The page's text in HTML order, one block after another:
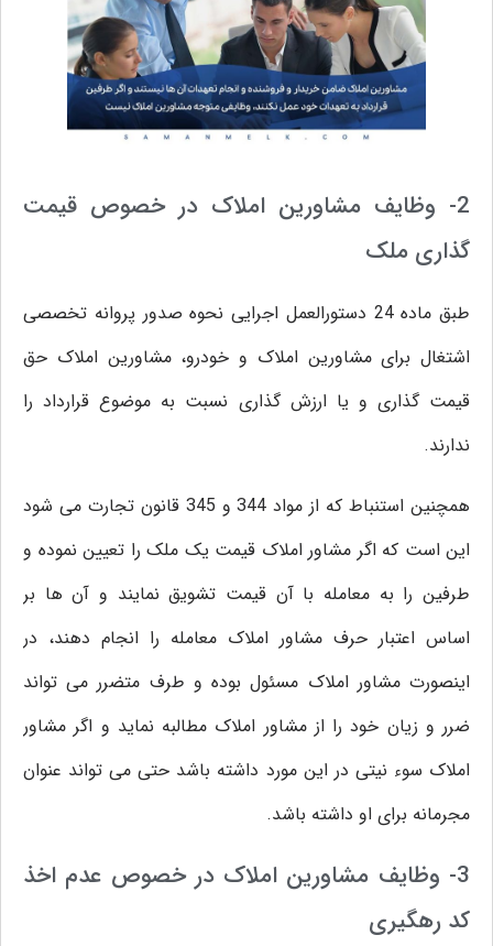
2- وظایف مشاورین املاک در خصوص قیمت
گذاری ملک
طبق ماده 24 دستورالعمل اجرایی نحوه صدور پروانه تخصصی
اشتغال برای مشاورین املاک و خودرو، مشاورین املاک حق
قیمت گذاری و یا ارزش گذاری نسبت به موضوع قرارداد را
ندارند.
همچنین استنباط که از مواد 344 و 345 قانون تجارت می شود
این است که اگر مشاور املاک قیمت یک ملک را تعیین نموده و
طرفین را به معامله با آن قیمت تشویق نمایند و آن ها بر
اساس اعتبار حرف مشاور املاک معامله را انجام دهند، در
اینصورت مشاور املاک مسئول بوده و طرف متضرر می تواند
ضرر و زیان خود را از مشاور املاک مطالبه نماید و اگر مشاور
املاک سوء نیتی در این مورد داشته باشد حتی می تواند عنوان
مجرمانه برای او داشته باشد.
3- وظایف مشاورین املاک در خصوص عدم اخذ
کد رهگیری